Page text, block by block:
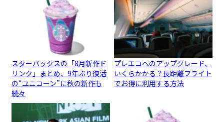
スターバックスの「8月新作ド
リンク」まとめ、9年ぶり復活
の“ユニコーン”に秋の新作も
続々
プレエコへのアップグレード、
いくらかかる？長距離フライト
でお得に利用する方法